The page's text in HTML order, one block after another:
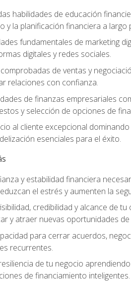
habilidades de educación
y la planificación financiera a largo
fundamentales de marketing
digitales y redes sociales.
de ventas y
relaciones con confianza.
de finanzas empresariales
y selección de opciones de
al cliente excepcional
esenciales para el éxito.
y estabilidad financiera
el estrés y aumenten la
credibilidad y alcance de
y atraer nuevas oportunidades
para cerrar acuerdos,
recurrentes.
de tu negocio
de financiamiento inteligentes.